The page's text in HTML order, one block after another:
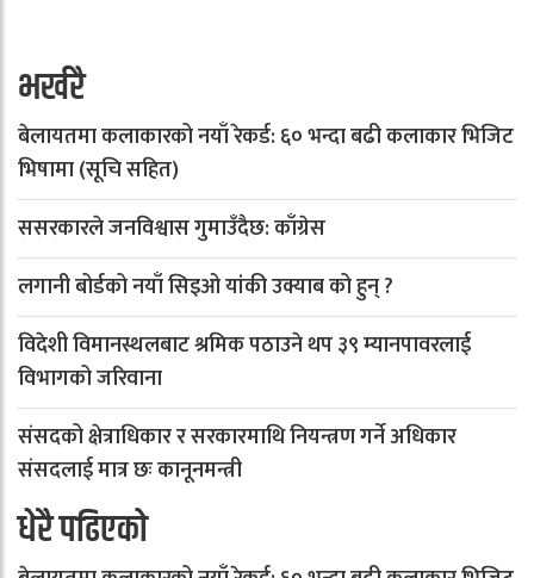
भर्खरै
बेलायतमा कलाकारको नयाँ रेकर्ड: ६० भन्दा बढी कलाकार भिजिट
भिषामा (सूचि सहित)
ससरकारले जनविश्वास गुमाउँदैछ: काँग्रेस
लगानी बोर्डको नयाँ सिइओ यांकी उक्याब को हुन् ?
विदेशी विमानस्थलबाट श्रमिक पठाउने थप ३९ म्यानपावरलाई
विभागको जरिवाना
संसदको क्षेत्राधिकार र सरकारमाथि नियन्त्रण गर्ने अधिकार
संसदलाई मात्र छः कानूनमन्त्री
धेरै पढिएको